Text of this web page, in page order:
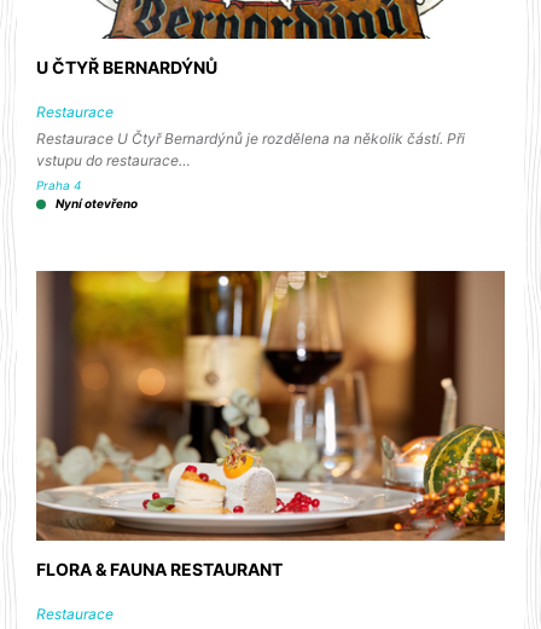
U ČTYŘ BERNARDÝNŮ
Restaurace
Restaurace U Čtyř Bernardýnů je rozdělena na několik částí. Při
vstupu do restaurace…
Praha 4
Nyní otevřeno
FLORA & FAUNA RESTAURANT
Restaurace